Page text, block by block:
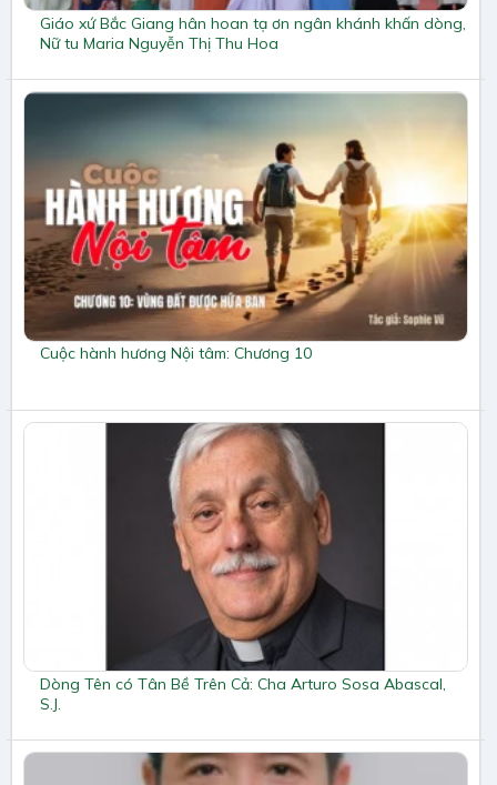
Giáo xứ Bắc Giang hân hoan tạ ơn ngân khánh khấn dòng,
Nữ tu Maria Nguyễn Thị Thu Hoa
Cuộc hành hương Nội tâm: Chương 10
Dòng Tên có Tân Bề Trên Cả: Cha Arturo Sosa Abascal,
S.J.